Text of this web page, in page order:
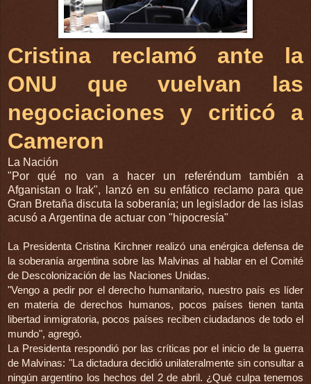
Cristina reclamó ante la
ONU que vuelvan las
negociaciones y criticó a
Cameron
La Nación
"Por qué no van a hacer un referéndum también a
Afganistan o Irak", lanzó en su enfático reclamo para que
Gran Bretaña discuta la soberanía; un legislador de las islas
acusó a Argentina de actuar con "hipocresía"
La Presidenta Cristina Kirchner realizó una enérgica defensa de
la soberanía argentina sobre las Malvinas al hablar en el Comité
de Descolonización de las Naciones Unidas.
"Vengo a pedir por el derecho humanitario, nuestro país es líder
en materia de derechos humanos, pocos países tienen tanta
libertad inmigratoria, pocos países reciben ciudadanos de todo el
mundo", agregó.
La Presidenta respondió por las críticas por el inicio de la guerra
de Malvinas: "La dictadura decidió unilateralmente sin consultar a
ningún argentino los hechos del 2 de abril. ¿Qué culpa tenemos